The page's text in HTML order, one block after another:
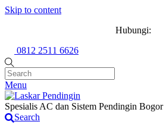
Skip to content
Hubungi:
0812 2511 6626
Menu
Spesialis AC dan Sistem Pendingin Bogor
Search